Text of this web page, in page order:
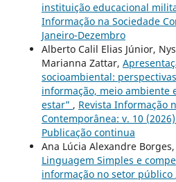
instituição educacional
Informação na Sociedade
Janeiro-Dezembro
Alberto Calil Elias Júnior,
Marianna Zattar,
socioambiental:
informação, meio ambiente
estar” , Revista Informação
Contemporânea: v. 10
Publicação continua
Ana Lúcia Alexandre
Linguagem Simples e
informação no setor público